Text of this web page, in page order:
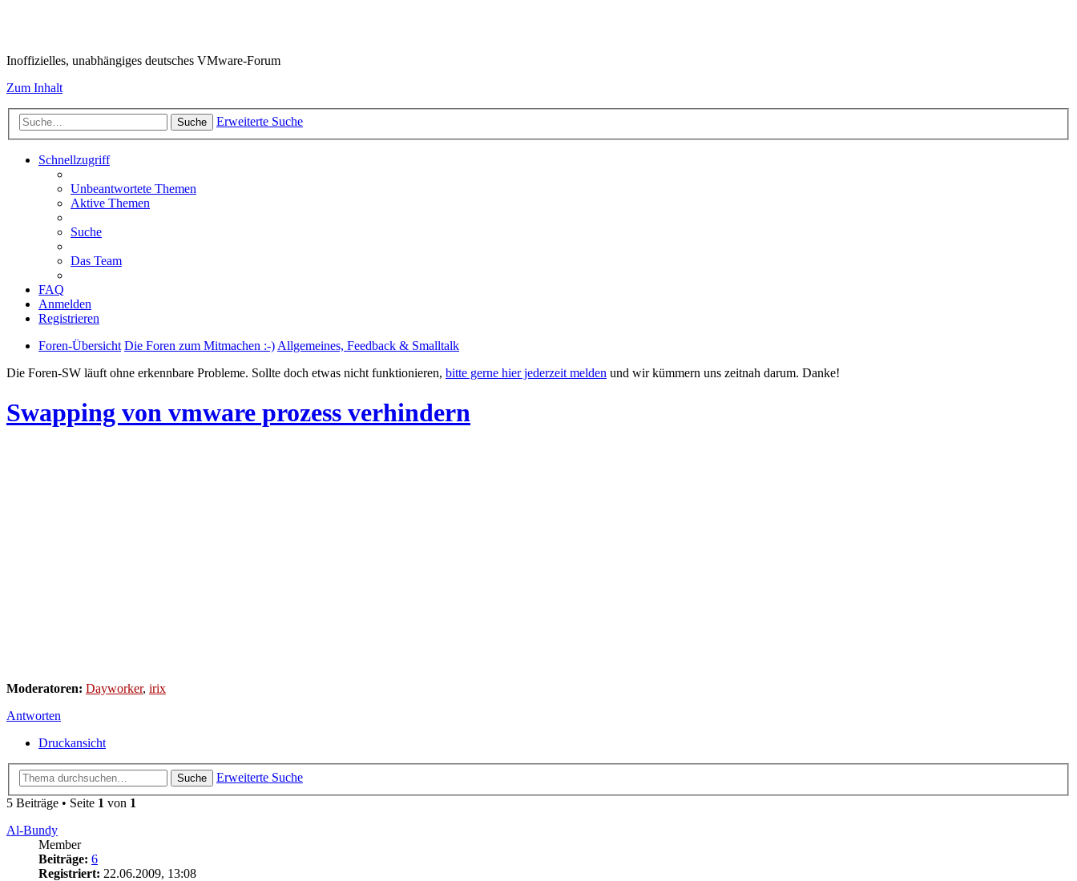
Inoffizielles, unabhängiges deutsches VMware-Forum
Zum Inhalt
Suche Erweiterte Suche
Schnellzugriff
Unbeantwortete Themen
Aktive Themen
Suche
Das Team
FAQ
Anmelden
Registrieren
Foren-Übersicht Die Foren zum Mitmachen :-)Allgemeines, Feedback & Smalltalk
Die Foren-SW läuft ohne erkennbare Probleme. Sollte doch etwas nicht funktionieren, bitte gerne hier jederzeit melden und wir kümmern uns zeitnah darum. Danke!
Swapping von vmware prozess verhindern
Moderatoren: Dayworker, irix
Antworten
Druckansicht
Suche
Erweiterte Suche
5 Beiträge • Seite 1 von 1
Al-Bundy
Member
Beiträge: 6
Registriert: 22.06.2009, 13:08